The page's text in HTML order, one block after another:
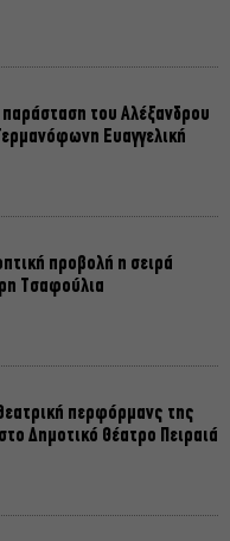
του Αλέξανδρου
Ευαγγελική
προβολή η σειρά
Τσαφούλια
περφόρμανς της
Δημοτικό Θέατρο Πειραιά